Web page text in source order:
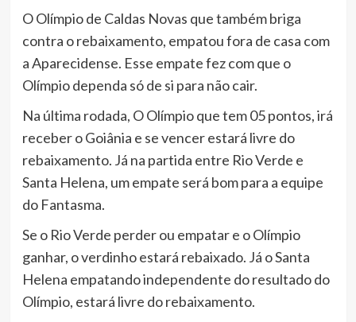
O Olímpio de Caldas Novas que também briga
contra o rebaixamento, empatou fora de casa com
a Aparecidense. Esse empate fez com que o
Olímpio dependa só de si para não cair.
Na última rodada, O Olímpio que tem 05 pontos, irá
receber o Goiânia e se vencer estará livre do
rebaixamento. Já na partida entre Rio Verde e
Santa Helena, um empate será bom para a equipe
do Fantasma.
Se o Rio Verde perder ou empatar e o Olímpio
ganhar, o verdinho estará rebaixado. Já o Santa
Helena empatando independente do resultado do
Olímpio, estará livre do rebaixamento.